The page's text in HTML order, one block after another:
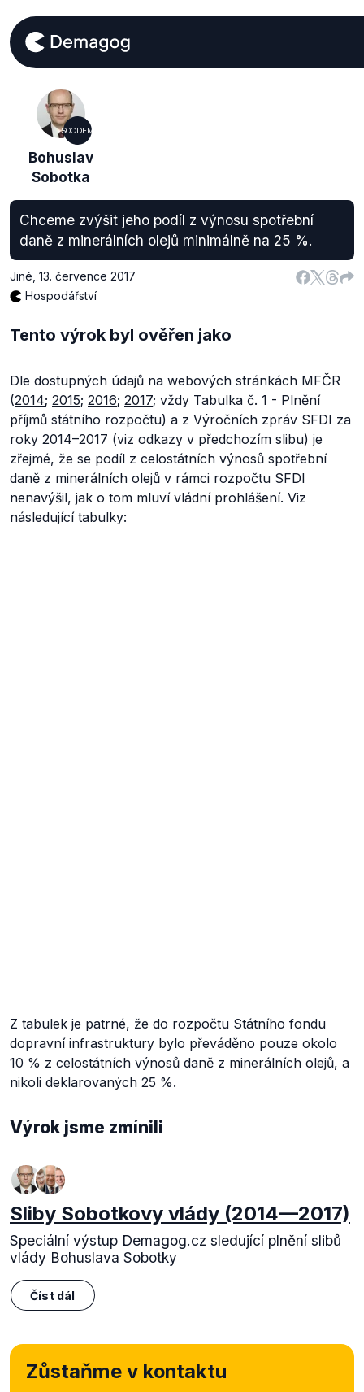
SOCDEM
Bohuslav
Sobotka
Chceme zvýšit jeho podíl z výnosu spotřební
daně z minerálních olejů minimálně na 25 %.
Jiné 13. července 2017
Hospodářství
Tento výrok byl ověřen jako
Dle dostupných údajů na webových stránkách MFČR
(2014; 2015; 2016; 2017; vždy Tabulka č. 1 - Plnění
příjmů státního rozpočtu) a z Výročních zpráv SFDI za
roky 2014–2017 (viz odkazy v předchozím slibu) je
zřejmé, že se podíl z celostátních výnosů spotřební
daně z minerálních olejů v rámci rozpočtu SFDI
nenavýšil, jak o tom mluví vládní prohlášení. Viz
následující tabulky:
Z tabulek je patrné, že do rozpočtu Státního fondu
dopravní infrastruktury bylo převáděno pouze okolo
10 % z celostátních výnosů daně z minerálních olejů, a
nikoli deklarovaných 25 %.
Výrok jsme zmínili
Sliby Sobotkovy vlády (2014—2017)
Speciální výstup Demagog.cz sledující plnění slibů
vlády Bohuslava Sobotky
Číst dál
Zůstaňme v kontaktu